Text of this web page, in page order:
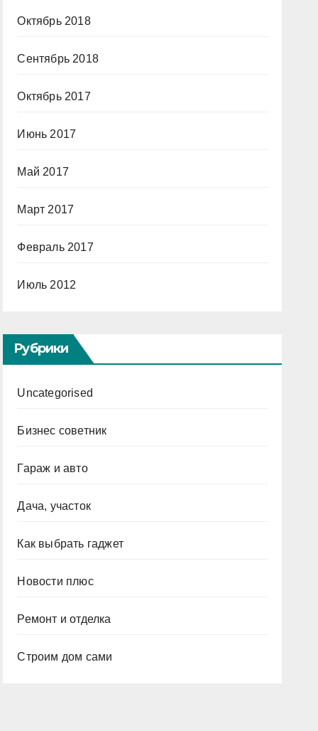
Октябрь 2018
Сентябрь 2018
Октябрь 2017
Июнь 2017
Май 2017
Март 2017
Февраль 2017
Июль 2012
Рубрики
Uncategorised
Бизнес советник
Гараж и авто
Дача, участок
Как выбрать гаджет
Новости плюс
Ремонт и отделка
Строим дом сами